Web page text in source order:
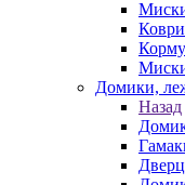
Домики,
Назад